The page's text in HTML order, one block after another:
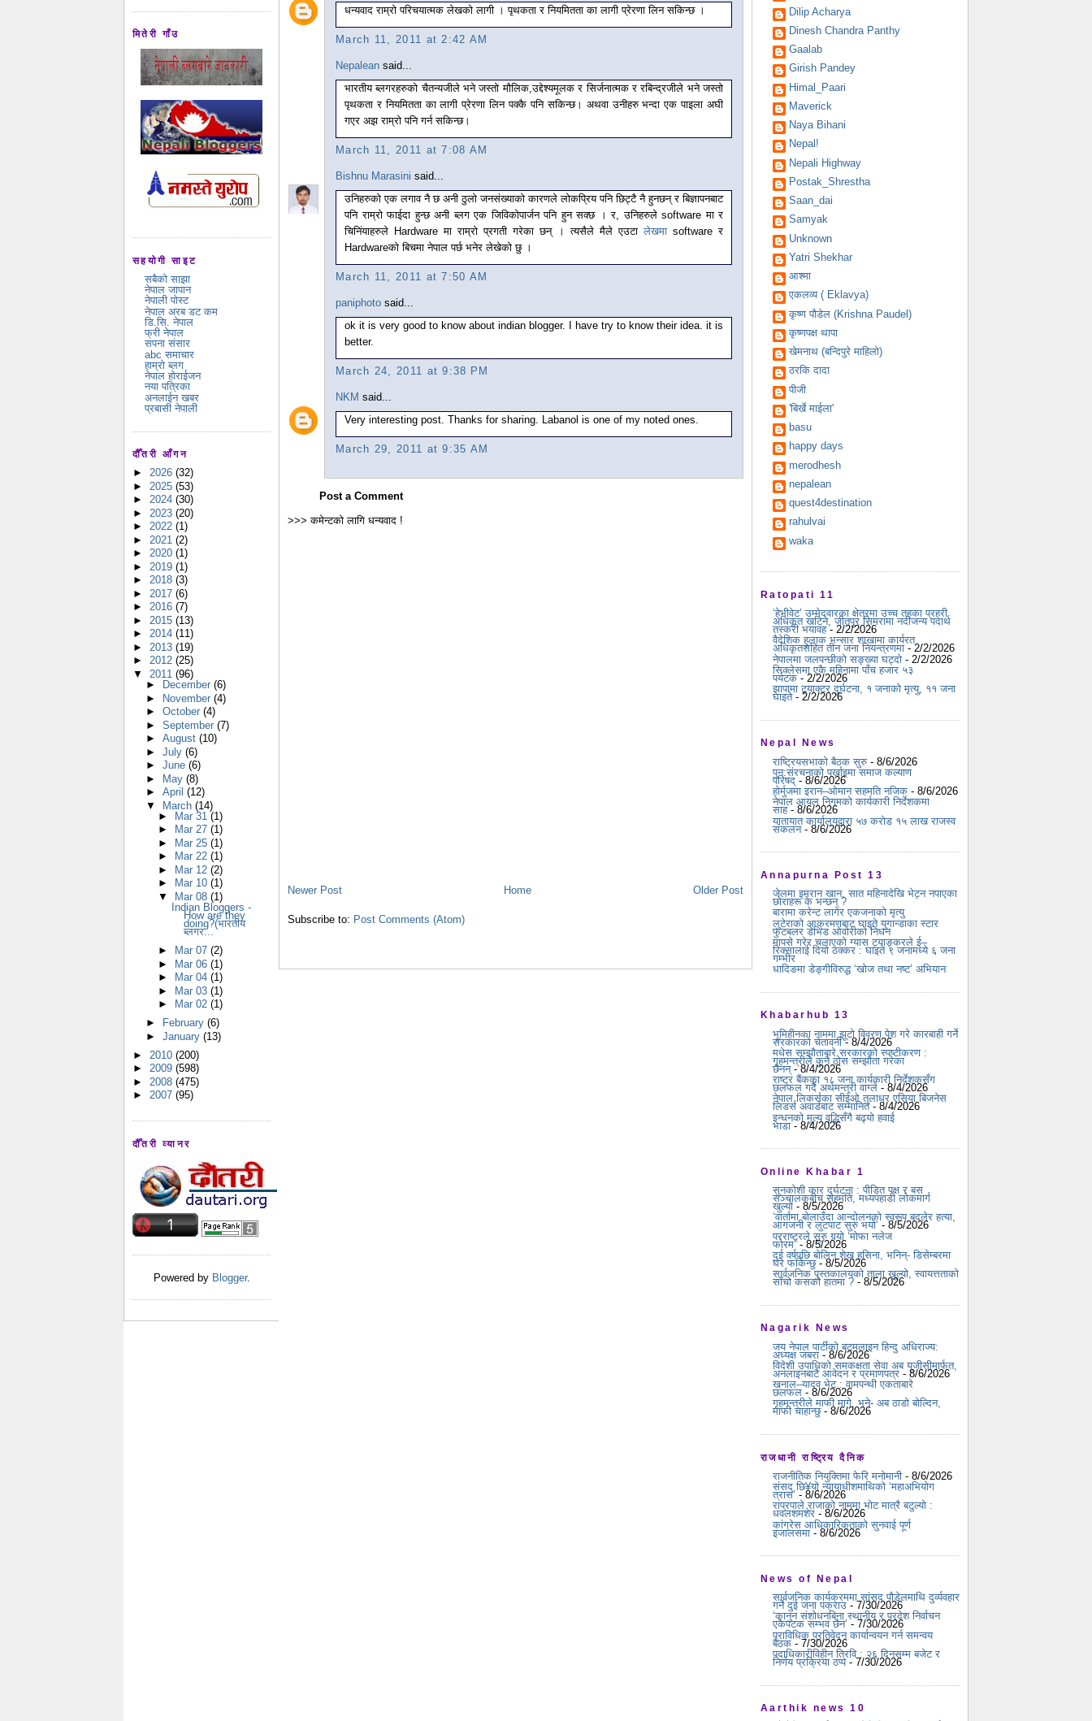
मितेरी गाँउ
सहयोगी साइट
सबैको साझा
नेपाल जापान
नेपाली पोस्ट
नेपाल अरब डट कम
डि.सि. नेपाल
फ्री नेपाल
सपना संसार
abc समाचार
हाम्रो ब्लग
नेपाल होराईजन
नया पत्रिका
अनलाईन खबर
प्रबासी नेपाली
दौँतरी आँगन
► 2026 (32)
► 2025 (53)
► 2024 (30)
► 2023 (20)
► 2022 (1)
► 2021 (2)
► 2020 (1)
► 2019 (1)
► 2018 (3)
► 2017 (6)
► 2016 (7)
► 2015 (13)
► 2014 (11)
► 2013 (19)
► 2012 (25)
▼ 2011 (96)
►
December (6)
► November (4)
► October (4)
► September (7)
► August (10)
► July (6)
► June (6)
► May (8)
► April (12)
▼ March (14)
►
Mar 31(1)
►
Mar 27(1)
►
Mar 25(1)
►
Mar 22(1)
►
Mar 12(2)
►
Mar 10(1)
▼
Mar 08(1)
Indian Bloggers -
How are they
doing?(भारतीय
ब्लगर...
►
Mar 07(2)
► Mar 06(1)
►
Mar 04(1)
► Mar 03(1)
►
Mar 02(1)
►
February (6)
► January (13)
► 2010 (200)
► 2009 (598)
► 2008 (475)
► 2007 (95)
दौँतरी व्यानर
Powered by Blogger.
धन्यवाद राम्रो परिचयात्मक लेखको लागी । पृथकता र नियमितता का लागी प्रेरणा लिन सकिन्छ ।
March 11, 2011 at 2:42 AM
Nepalean said...
भारतीय ब्लगरहरुको चैतन्यजीले भने जस्तो मौलिक,उद्देश्यमूलक र सिर्जनात्मक र रबिन्द्रजीले भने जस्तो
पृथकता र नियमितता का लागी प्रेरणा लिन पक्कै पनि सकिन्छ। अथवा उनीहरु भन्दा एक पाइला अघी
गएर अझ राम्रो पनि गर्न सकिन्छ।
March 11, 2011 at 7:08 AM
Bishnu Marasini said...
उनिहरुको एक लगाव नै छ अनी ठुलो जनसंख्याको कारणले लोकप्रिय पनि छिट्टै नै हुनछन् र बिज्ञापनबाट
पनि राम्रो फाईदा हुन्छ अनी ब्लग एक जिविकोपार्जन पनि हुन सक्छ । र, उनिहरुले software मा र
चिनिंयाहरुले Hardware मा राम्रो प्रगती गरेका छन् । त्यसैले मैले एउटालेखमा software र
Hardwareको बिचमा नेपाल पर्छ भनेर लेखेको छु ।
March 11, 2011 at 7:50 AM
paniphoto said...
ok it is very good to know about indian blogger. I have try to know their idea. it is
better.
March 24, 2011 at 9:38 PM
NKM said...
Very interesting post. Thanks for sharing. Labanol is one of my noted ones.
March 29, 2011 at 9:35 AM
Post a Comment
>>> कमेन्टको लागि धन्यवाद !
Newer Post Older Post
Home
Subscribe to: Post Comments (Atom)
Dilip Acharya
Dinesh Chandra Panthy
Gaalab
Girish Pandey
Himal_Paari
Maverick
Naya Bihani
Nepal!
Nepali Highway
Postak_Shrestha
Saan_dai
Samyak
Unknown
Yatri Shekhar
आश्मा
एकलव्य ( Eklavya)
कृष्ण पौडेल (Krishna Paudel)
कृष्णपक्ष थापा
खेमनाथ (बन्दिपुरे माहिलो)
ठरकि दादा
पीजी
'बिर्खे माईला'
basu
happy days
merodhesh
nepalean
quest4destination
rahulvai
waka
Ratopati 11
‘हेभीवेट’ उम्मेदवारका क्षेत्रमा उच्च तहका प्रहरी
अधिकृत खटिने, जीतपुर सिमरामा नदीजन्य पदार्थ
तस्करी भयावह- 2/2/2026
वैदेशिक हुलाक भन्सार शाखामा कार्यरत
अधिकृतसहित तीन जना नियन्त्रणमा - 2/2/2026
नेपालमा जलपन्छीको सङ्ख्या घट्दो - 2/2/2026
सिक्लेसमा एकै महिनामा पाँच हजार ५३
पर्यटक - 2/2/2026
झापामा ट्र्याक्टर दुर्घटना, १ जनाको मृत्यु, ११ जना
घाइते- 2/2/2026
Nepal News
राष्ट्रियसभाको बैठक सुरु- 8/6/2026
पुन:संरचनाको पर्खाइमा समाज कल्याण
परिषद् - 8/6/2026
होर्मुजमा इरान–ओमान सहमति नजिक - 8/6/2026
नेपाल आयल निगमको कार्यकारी निर्देशकमा
साह- 8/6/2026
यातायात कार्यालयद्वारा ५७ करोड १५ लाख राजस्व
संकलन- 8/6/2026
Annapurna Post 13
जेलमा इमरान खान, सात महिनादेखि भेट्न नपाएका
छोराहरू के भन्छन् ?
बारामा करेन्ट लागेर एकजनाको मृत्यु
लुटेराको आक्रमणबाट घाइते युगान्डाका स्टार
फुटबलर डेभिड ओवोरीको निधन
मापसे गरेर चलाएको ग्यास ट्याङ्करले ई–
रिक्सालाई दियो ठक्कर : घाइते ९ जनामध्ये ६ जना
गम्भीर
धादिङमा डेङ्गीविरुद्ध ‘खोज तथा नष्ट’ अभियान
Khabarhub 13
भूमिहीनका नाममा झूटो विवरण पेश गरे कारबाही गर्ने
सरकारको चेतावनी- 8/4/2026
मधेस सम्झौताबारे सरकारको स्पष्टीकरण :
गृहमन्त्रीले कुनै ठोस सम्झौता गरेका
छैनन्- 8/4/2026
राष्ट्र बैंकका १८ जना कार्यकारी निर्देशकसँग
छलफल गर्दै अर्थमन्त्री वाग्ले - 8/4/2026
नेपाल लिकर्सका सीईओ तुलाधर एसिया बिजनेस
लिडर्स अवार्डबाट सम्मानित- 8/4/2026
इन्धनको मूल्य वृद्धिसँगै बढ्यो हवाई
भाडा- 8/4/2026
Online Khabar 1
सुनकोशी कार दुर्घटना : पीडित पक्ष र बस
सञ्चालकबीच सहमति, मध्यपहाडी लोकमार्ग
खुल्यो - 8/5/2026
‘वार्तामा बोलाउँदा आन्दोलनको स्वरूप बदलेर हत्या,
आगजनी र लुटपाट सुरु भयो’ - 8/5/2026
परराष्ट्रले सुरु गर्‍यो ‘मोफा नलेज
फोरम’- 8/5/2026
दुई वर्षपछि बोलिन शेख हसिना, भनिन्- डिसेम्बरमा
घर फर्किन्छु- 8/5/2026
सार्वजनिक पुस्तकालयको ताला खुल्यो, स्वायत्तताको
साँचो कसको हातमा ? - 8/5/2026
Nagarik News
जय नेपाल पार्टीको बटमलाइन हिन्दु अधिराज्य:
अध्यक्ष जबरा - 8/6/2026
विदेशी उपाधिको समकक्षता सेवा अब यूजीसीमार्फत,
अनलाइनबाटै आवेदन र प्रमाणपत्र - 8/6/2026
खनाल–यादव भेट : वामपन्थी एकताबारे
छलफल - 8/6/2026
गृहमन्त्रीले माफी मागे, भने- अब ठाडो बोल्दिन,
माफी चाहान्छु- 8/6/2026
राजधानी राष्ट्रिय दैनिक
राजनीतिक नियुक्तिमा फेरि मनोमानी - 8/6/2026
संसद् छि¥यो न्यायाधीशमाथिको ‘महाअभियोग
त्रास’ - 8/6/2026
राप्रपाले राजाको नाममा भोट मात्रै बटुल्यो :
धवलशमशेर - 8/6/2026
कांग्रेस आधिकारिकताको सुनवाई पूर्ण
इजालसमा- 8/6/2026
News of Nepal
सार्वजनिक कार्यक्रममा सांसद पौडेलमाथि दुर्व्यवहार
गर्ने दुई जना पक्राउ - 7/30/2026
‘कानुन संशोधनबिना स्थानीय र प्रदेश निर्वाचन
एकैपटक सम्भव छैन’ - 7/30/2026
प्राविधिक प्रतिवेदन कार्यान्वयन गर्न समन्वय
बैठक- 7/30/2026
पदाधिकारीविहीन त्रिवि : २६ दिनसम्म बजेट र
निर्णय प्रक्रिया ठप्प- 7/30/2026
Aarthik news 10